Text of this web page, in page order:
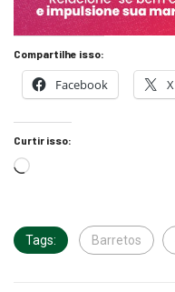
Compartilhe isso:
Facebook X
Curtir isso:
Tags: Barretos